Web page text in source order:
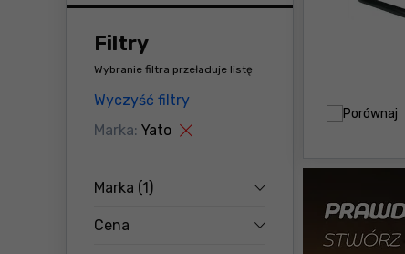
Filtry
Wybranie filtra przeładuje listę
Wyczyść filtry
Marka: Yato
Marka (1)
Cena
Porównaj